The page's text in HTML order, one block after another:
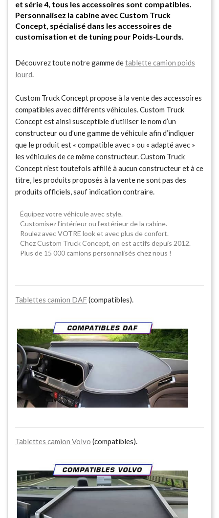
et série 4, tous les accessoires sont compatibles.
Personnalisez la cabine avec Custom Truck
Concept, spécialisé dans les accessoires de
customisation et de tuning pour Poids-Lourds.
Découvrez toute notre gamme detablette camion poids
lourd.
Custom Truck Concept propose à la vente des accessoires
compatibles avec différents véhicules. Custom Truck
Concept est ainsi susceptible d’utiliser le nom d’un
constructeur ou d’une gamme de véhicule afin d’indiquer
que le produit est « compatible avec » ou « adapté avec »
les véhicules de ce même constructeur. Custom Truck
Concept n’est toutefois affilié à aucun constructeur et à ce
titre, les produits proposés à la vente ne sont pas des
produits officiels, sauf indication contraire.
Équipez votre véhicule avec style.
Customisez l'intérieur ou l'extérieur de la cabine.
Roulez avec VOTRE look et avec plus de confort.
Chez Custom Truck Concept, on est actifs depuis 2012.
Plus de 15 000 camions personnalisés chez nous !
Tablettes camion DAF(compatibles).
Tablettes camion Volvo (compatibles).